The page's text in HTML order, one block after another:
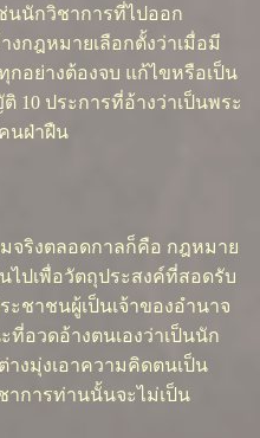
นักวิชาการที่ไปออก
กฎหมายเลือกตั้งว่าเมื่อมี
อย่างต้องจบ แก้ไขหรือเป็น
10 ประการที่อ้างว่าเป็นพระ
นฝ่าฝืน
ริงตลอดกาลก็คือ กฎหมาย
ไปเพื่อวัตถุประสงค์ที่สอดรับ
ชาชนผู้เป็นเจ้าของอำนาจ
ที่อวดอ้างตนเองว่าเป็นนัก
างมุ่งเอาความคิดตนเป็น
การท่านนั้นจะไม่เป็น